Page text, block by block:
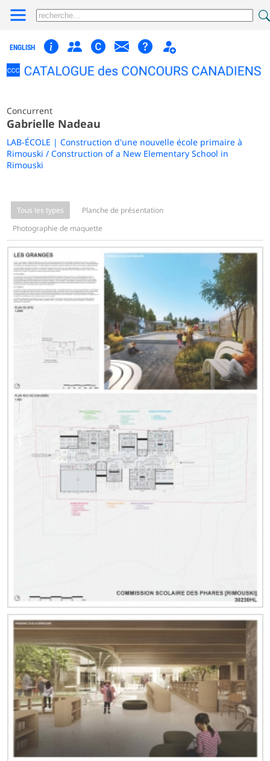
ENGLISH
Concurrent
Gabrielle Nadeau
LAB-ÉCOLE | Construction d'une nouvelle école primaire à
Rimouski / Construction of a New Elementary School in
Rimouski
Tous les types
Planche de présentation
Photographie de maquette